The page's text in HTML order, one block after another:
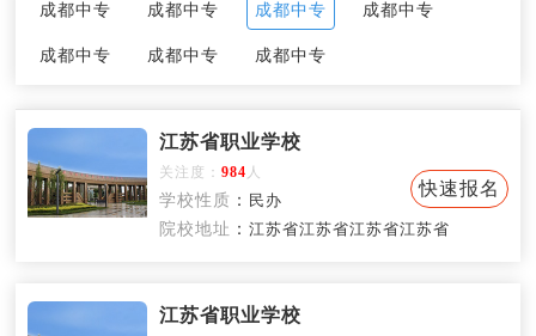
成都中专 成都中专 成都中专 成都中专
成都中专 成都中专 成都中专
江苏省职业学校
关注度：984 人
快速报名
学校性质 ： 民办
院校地址 ：江苏省江苏省江苏省江苏省
江苏省职业学校